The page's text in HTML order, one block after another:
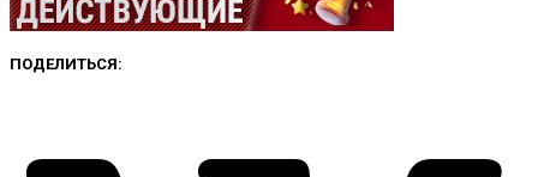
ПОДЕЛИТЬСЯ: